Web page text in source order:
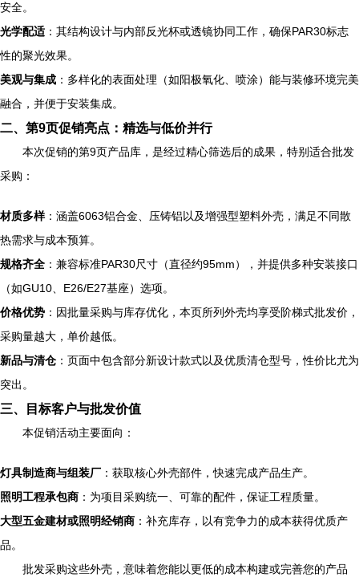
安全。
光学配适 ：其结构设计与内部反光杯或透镜协同工作，确保PAR30标志
性的聚光效果。
美观与集成 ：多样化的表面处理（如阳极氧化、喷涂）能与装修环境完美
融合，并便于安装集成。
二、第9页促销亮点：精选与低价并行
本次促销的第9页产品库，是经过精心筛选后的成果，特别适合批发
采购：
材质多样：涵盖6063铝合金、压铸铝以及增强型塑料外壳，满足不同散
热需求与成本预算。
规格齐全 ：兼容标准PAR30尺寸（直径约95mm），并提供多种安装接口
（如GU10、E26/E27基座）选项。
价格优势 ：因批量采购与库存优化，本页所列外壳均享受阶梯式批发价，
采购量越大，单价越低。
新品与清仓 ：页面中包含部分新设计款式以及优质清仓型号，性价比尤为
突出。
三、目标客户与批发价值
本促销活动主要面向：
灯具制造商与组装厂 ：获取核心外壳部件，快速完成产品生产。
照明工程承包商 ：为项目采购统一、可靠的配件，保证工程质量。
大型五金建材或照明经销商 ：补充库存，以有竞争力的成本获得优质产
品。
批发采购这些外壳，意味着您能以更低的成本构建或完善您的产品